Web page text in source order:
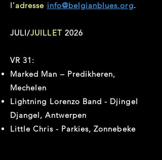
l'adresse info@belgianblues.org.
JULI/JUILLET 2026
VR 31:
Marked Man – Predikheren,
Mechelen
Lightning Lorenzo Band - Djingel
Djangel, Antwerpen
Little Chris - Parkies, Zonnebeke